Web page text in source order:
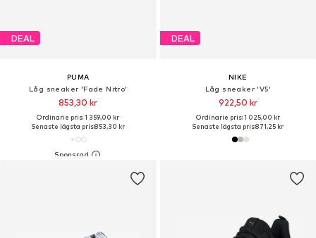
DEAL
PUMA
Låg sneaker 'Fade Nitro'
853,30 kr
Ordinarie pris: 1 359,00 kr
Senaste lägsta pris:853,30 kr
DEAL
NIKE
Låg sneaker 'V5'
922,50 kr
Ordinarie pris: 1 025,00 kr
Senaste lägsta pris:871,25 kr